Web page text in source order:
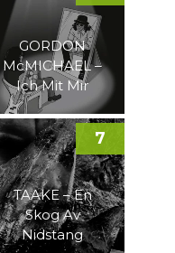
GORDON
McMICHAEL –
Ich Mit Mir
TAAKE – En
Skog Av
Nidstang
7